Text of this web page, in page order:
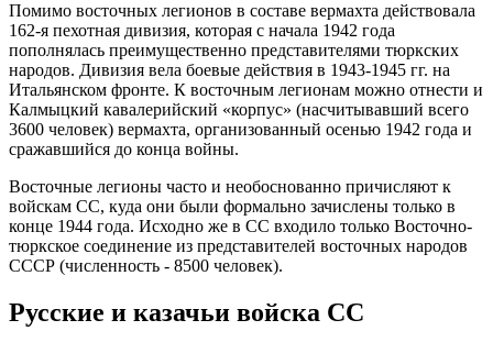
Помимо восточных легионов в составе вермахта действовала
162-я пехотная дивизия, которая с начала 1942 года
пополнялась преимущественно представителями тюркских
народов. Дивизия вела боевые действия в 1943-1945 гг. на
Итальянском фронте. К восточным легионам можно отнести и
Калмыцкий кавалерийский «корпус» (насчитывавший всего
3600 человек) вермахта, организованный осенью 1942 года и
сражавшийся до конца войны.
Восточные легионы часто и необоснованно причисляют к
войскам СС, куда они были формально зачислены только в
конце 1944 года. Исходно же в СС входило только Восточно-
тюркское соединение из представителей восточных народов
СССР (численность - 8500 человек).
Русские и казачьи войска СС